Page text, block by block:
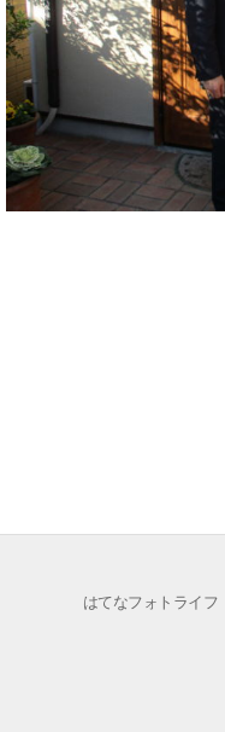
はてなフォトライフ